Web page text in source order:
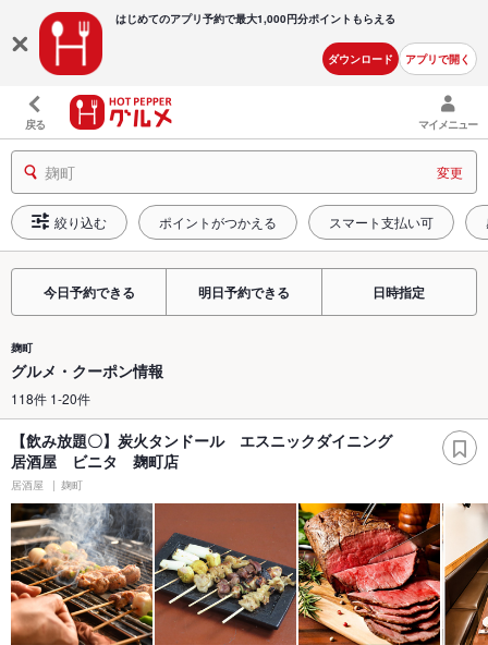
はじめてのアプリ予約で最大1,000円分ポイントもらえる
ダウンロード アプリで開く
戻る マイメニュー
麹町 変更
絞り込む ポイントがつかえる スマート支払い可
今日予約できる 明日予約できる 日時指定
麹町
グルメ・クーポン情報
118件 1-20件
【飲み放題〇】炭火タンドール エスニックダイニング
居酒屋 ビニタ 麹町店
居酒屋 麹町